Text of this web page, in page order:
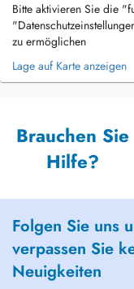
Bitte aktivieren Sie die
zu ermöglichen
Lage auf Karte anzeigen
Brauchen Sie
Hilfe?
Folgen Sie uns
verpassen Sie
Neuigkeiten